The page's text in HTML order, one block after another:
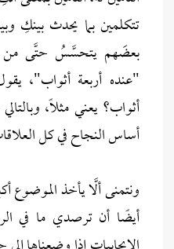
تتكلمين بما يحدث بينكِ
بعضَهم يتحسَّسُ حتَّى من
"عنده أربعة أثواب"،
أثواب؟ يعني مثلًا،
أساس النجاح في كل
ونتمنى ألَّا يأخذ الموضوع
أيضًا أن ترصدي ما في